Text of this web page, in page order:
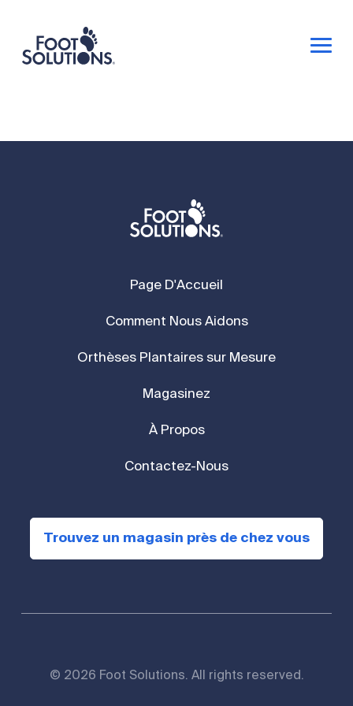
Page D'Accueil
Comment Nous Aidons
Orthèses Plantaires sur Mesure
Magasinez
À Propos
Contactez-Nous
Trouvez un magasin près de chez vous
© 2026 Foot Solutions. All rights reserved.